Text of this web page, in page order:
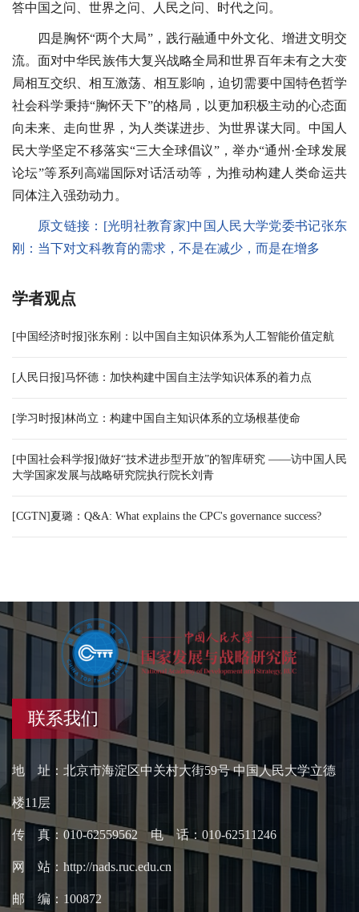
答中国之问、世界之问、人民之问、时代之问。
四是胸怀“两个大局”，践行融通中外文化、增进文明交
流。面对中华民族伟大复兴战略全局和世界百年未有之大变
局相互交织、相互激荡、相互影响，迫切需要中国特色哲学
社会科学秉持“胸怀天下”的格局，以更加积极主动的心态面
向未来、走向世界，为人类谋进步、为世界谋大同。中国人
民大学坚定不移落实“三大全球倡议”，举办“通州·全球发展
论坛”等系列高端国际对话活动等，为推动构建人类命运共
同体注入强劲动力。
原文链接： [光明社教育家]中国人民大学党委书记张东
刚：当下对文科教育的需求，不是在减少，而是在增多
学者观点
[中国经济时报]张东刚：以中国自主知识体系为人工智能价值定航
[人民日报]马怀德：加快构建中国自主法学知识体系的着力点
[学习时报]林尚立：构建中国自主知识体系的立场根基使命
[中国社会科学报]做好“技术进步型开放”的智库研究 ——访中国人民
大学国家发展与战略研究院执行院长刘青
[CGTN]夏璐：Q&A: What explains the CPC's governance success?
联系我们
地 址：北京市海淀区中关村大街59号 中国人民大学立德
楼11层
传 真：010-62559562 电 话：010-62511246
网 站：http://nads.ruc.edu.cn
邮 编：100872